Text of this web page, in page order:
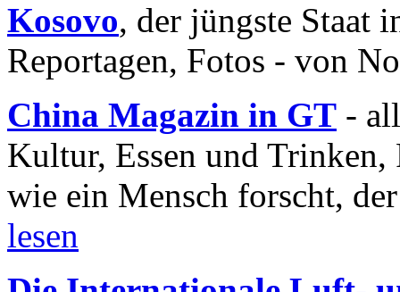
Kosovo, der jüngste Staat
Reportagen, Fotos - von
China Magazin in GT -
Kultur, Essen und
wie ein Mensch forscht,
lesen